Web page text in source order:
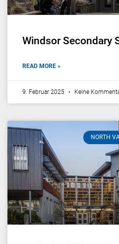
Windsor Secondary
READ MORE »
9. Februar 2025 Keine
NORTH